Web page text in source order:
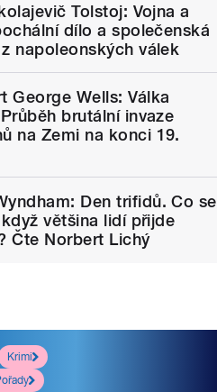
Tolstoj: Vojna a
dílo a společenská
napoleonských válek
George Wells: Válka
brutální invaze
na Zemi na konci 19.
Den trifidů. Co se
většina lidí přijde
Čte Norbert Lichý
Krimi